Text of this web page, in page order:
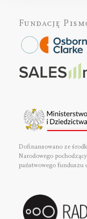
Fundację
Dofinansowano ze
Narodowego
państwowego funduszu